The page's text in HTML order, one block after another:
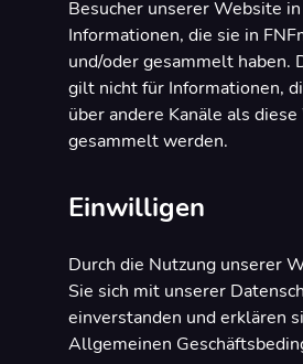
Besucher unserer Website
Informationen, die sie in
und/oder gesammelt haben.
gilt nicht für Informationen,
über andere Kanäle als
gesammelt werden.
Einwilligen
Durch die Nutzung unserer
Sie sich mit unserer
einverstanden und erklären
Allgemeinen